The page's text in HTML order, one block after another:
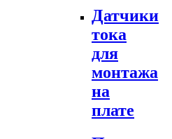
Датчики
тока
для
монтажа
на
плате